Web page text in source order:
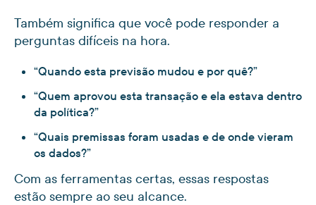
Também significa que você pode responder a
perguntas difíceis na hora.
“Quando esta previsão mudou e por quê?”
“Quem aprovou esta transação e ela estava dentro
da política?”
“Quais premissas foram usadas e de onde vieram
os dados?”
Com as ferramentas certas, essas respostas
estão sempre ao seu alcance.